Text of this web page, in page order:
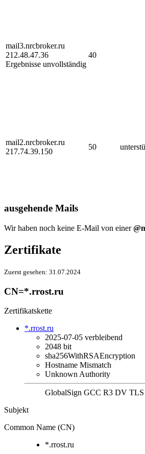
mail3.nrcbroker.ru
212.48.47.36
Ergebnisse unvollständig
40
mail2.nrcbroker.ru
217.74.39.150
50
ausgehende Mails
Wir haben noch keine E-Mail von einer
Zertifikate
Zuerst gesehen: 31.07.2024
CN=*.rrost.ru
Zertifikatskette
*.rrost.ru
2025-07-05 verbleibend
2048 bit
sha256WithRSAEncryption
Hostname Mismatch
Unknown Authority
GlobalSign GCC R3 DV
Subjekt
Common Name (CN)
*.rrost.ru